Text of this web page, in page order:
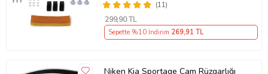
(11)
299,90 TL
Sepette %10 İndirim 269,91 TL
Niken Kia Sportage Cam Rüzgarlığı